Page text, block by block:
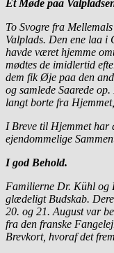
Et Møde paa
To Svogre fra
Valplads. Den ene laa i
havde været hjemme
mødtes de imidlertid
dem fik Øje paa den
og samlede Saarede
langt borte fra
I Breve til Hjemmet har
ejendommelige
I god Behold.
Familierne Dr. Kühl og
glædeligt Budskab.
20. og 21. August var
fra den franske
Brevkort, hvoraf det